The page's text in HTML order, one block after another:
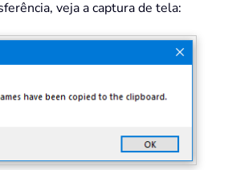
veja a captura de tela: